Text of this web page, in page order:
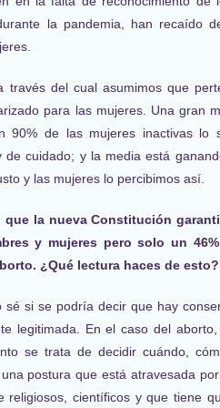
la pandemia, han recaído
del cual asumimos que
para las mujeres. Una gran
90% de las mujeres inactivas lo
cuidado; y la media está
y las mujeres lo percibimos así.
que la nueva Constitución
y mujeres pero solo un
¿Qué lectura haces de esto?
sé si se podría decir que hay
legitimada. En el caso del
se trata de decidir cuándo,
postura que está atravesada
religiosos, científicos y que tiene